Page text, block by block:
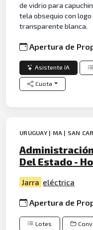
de vidrio para
tela obsequio con
transparente blanca.
Apertura de
Asistente IA
Cuota
URUGUAY | MA | SAN
Del Estado -
Jarra eléctrica
Apertura de
Lotes